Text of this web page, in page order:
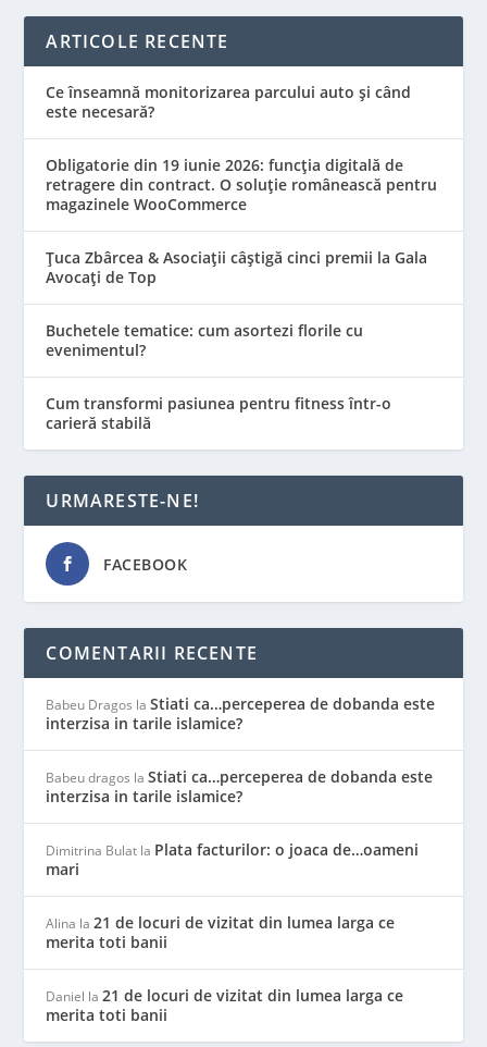
ARTICOLE RECENTE
Ce înseamnă monitorizarea parcului auto și când
este necesară?
Obligatorie din 19 iunie 2026: funcția digitală de
retragere din contract. O soluție românească pentru
magazinele WooCommerce
Țuca Zbârcea & Asociații câștigă cinci premii la Gala
Avocați de Top
Buchetele tematice: cum asortezi florile cu
evenimentul?
Cum transformi pasiunea pentru fitness într-o
carieră stabilă
URMARESTE-NE!
FACEBOOK
COMENTARII RECENTE
Babeu Dragos laStiati ca…perceperea de dobanda este
interzisa in tarile islamice?
Babeu dragos laStiati ca…perceperea de dobanda este
interzisa in tarile islamice?
Dimitrina Bulat la Plata facturilor: o joaca de…oameni
mari
Alina la21 de locuri de vizitat din lumea larga ce
merita toti banii
Daniel la21 de locuri de vizitat din lumea larga ce
merita toti banii